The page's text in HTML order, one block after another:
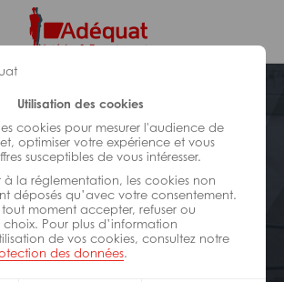
Utilisation des cookies
cookies pour mesurer l'audience de
optimiser votre expérience et vous
susceptibles de vous intéresser.
la réglementation, les cookies non
déposés qu’avec votre consentement.
moment accepter, refuser ou
Pour plus d’information
de vos cookies, consultez notre
des données.
ET TRAVAUX PUBLICS
poseur et atelier H/F